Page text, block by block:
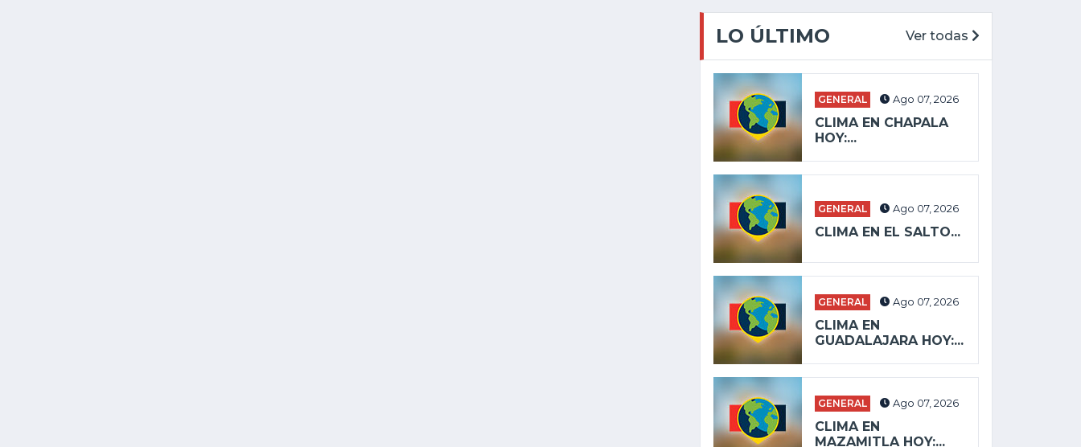
LO ÚLTIMO Ver todas
GENERAL Ago 07, 2026
CLIMA EN CHAPALA
HOY:...
GENERAL Ago 07, 2026
CLIMA EN EL SALTO...
GENERAL Ago 07, 2026
CLIMA EN
GUADALAJARA HOY:...
GENERAL Ago 07, 2026
CLIMA EN
MAZAMITLA HOY:...